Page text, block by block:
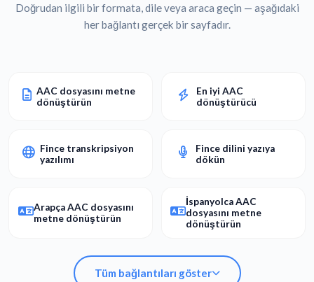
Doğrudan ilgili bir formata, dile veya araca geçin — aşağıdaki
her bağlantı gerçek bir sayfadır.
AAC dosyasını metne
dönüştürün
En iyi AAC
dönüştürücü
Fince transkripsiyon
yazılımı
Fince dilini yazıya
dökün
Arapça AAC dosyasını
metne dönüştürün
İspanyolca AAC
dosyasını metne
dönüştürün
Tüm bağlantıları göster